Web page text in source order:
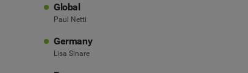
Global
Paul Netti
Germany
Lisa Sinare